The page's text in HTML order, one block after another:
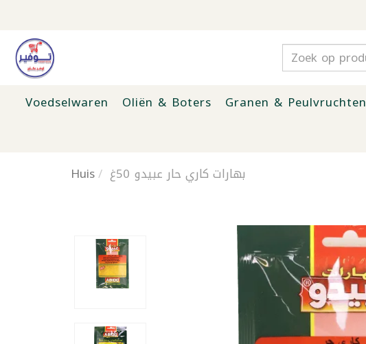
Voedselwaren Oliën & Boters Granen & Peulvruchten
Huis
بهارات كاري حار عبيدو 50غ